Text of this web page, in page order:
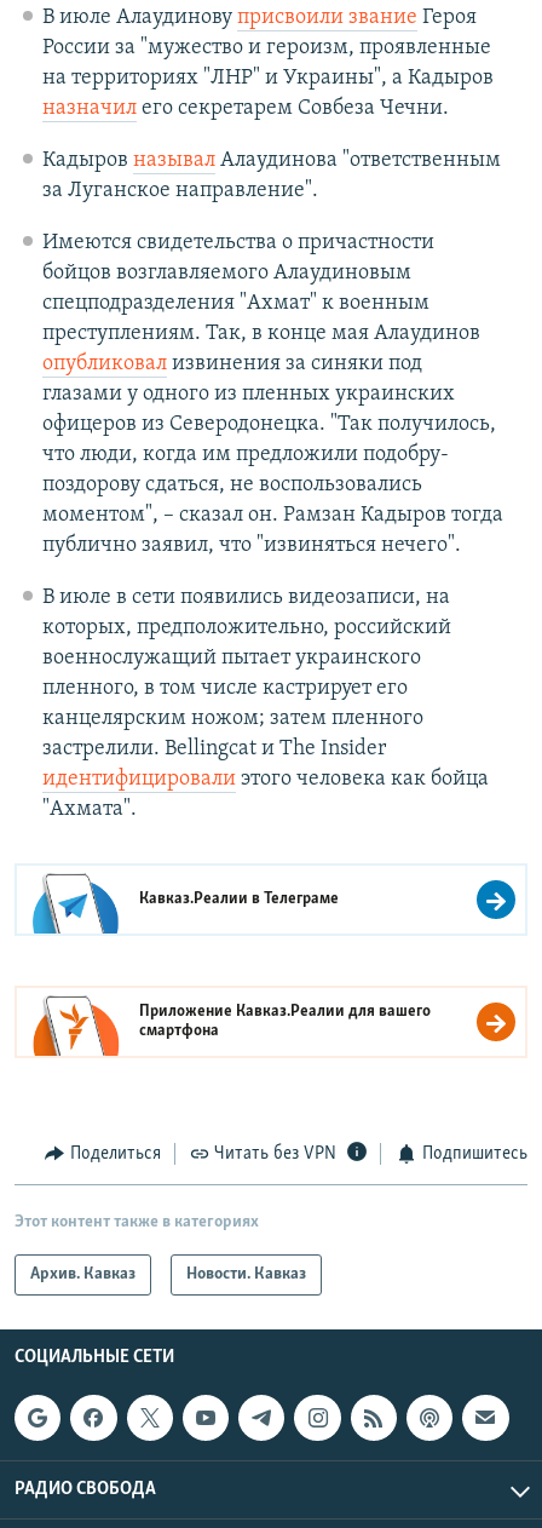
В июле Алаудинову присвоили звание Героя
России за "мужество и героизм, проявленные
на территориях "ЛНР" и Украины", а Кадыров
назначилего секретарем Совбеза Чечни.
Кадыров называлАлаудинова "ответственным
за Луганское направление".
Имеются свидетельства о причастности
бойцов возглавляемого Алаудиновым
спецподразделения "Ахмат" к военным
преступлениям. Так, в конце мая Алаудинов
опубликовализвинения за синяки под
глазами у одного из пленных украинских
офицеров из Северодонецка. "Так получилось,
что люди, когда им предложили подобру-
поздорову сдаться, не воспользовались
моментом", – сказал он. Рамзан Кадыров тогда
публично заявил, что "извиняться нечего".
В июле в сети появились видеозаписи, на
которых, предположительно, российский
военнослужащий пытает украинского
пленного, в том числе кастрирует его
канцелярским ножом; затем пленного
застрелили. Bellingcat и The Insider
идентифицировалиэтого человека как бойца
"Ахмата".
Кавказ.Реалии вТелеграме
Приложение Кавказ.Реалии для вашего
смартфона
Поделиться Читать без VPN Подпишитесь
Этот контент также в категориях
Архив. Кавказ Новости. Кавказ
СОЦИАЛЬНЫЕ СЕТИ
РАДИО СВОБОДА